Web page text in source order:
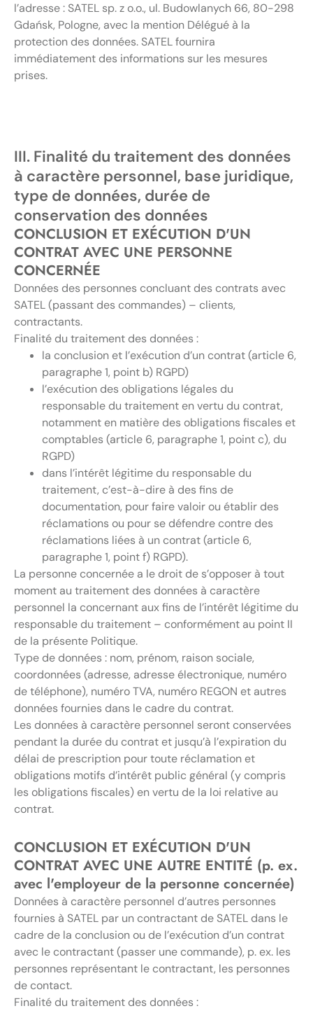
l’adresse : SATEL sp. z o.o., ul. Budowlanych 66, 80-298
Gdańsk, Pologne, avec la mention Délégué à la
protection des données. SATEL fournira
immédiatement des informations sur les mesures
prises.
III. Finalité du traitement des données
à caractère personnel, base juridique,
type de données, durée de
conservation des données
CONCLUSION ET EXÉCUTION D'UN
CONTRAT AVEC UNE PERSONNE
CONCERNÉE
Données des personnes concluant des contrats avec
SATEL (passant des commandes) – clients,
contractants.
Finalité du traitement des données :
la conclusion et l’exécution d’un contrat (article 6,
paragraphe 1, point b) RGPD)
l’exécution des obligations légales du
responsable du traitement en vertu du contrat,
notamment en matière des obligations fiscales et
comptables (article 6, paragraphe 1, point c), du
RGPD)
dans l’intérêt légitime du responsable du
traitement, c’est-à-dire à des fins de
documentation, pour faire valoir ou établir des
réclamations ou pour se défendre contre des
réclamations liées à un contrat (article 6,
paragraphe 1, point f) RGPD).
La personne concernée a le droit de s’opposer à tout
moment au traitement des données à caractère
personnel la concernant aux fins de l’intérêt légitime du
responsable du traitement – conformément au point II
de la présente Politique.
Type de données : nom, prénom, raison sociale,
coordonnées (adresse, adresse électronique, numéro
de téléphone), numéro TVA, numéro REGON et autres
données fournies dans le cadre du contrat.
Les données à caractère personnel seront conservées
pendant la durée du contrat et jusqu’à l’expiration du
délai de prescription pour toute réclamation et
obligations motifs d’intérêt public général (y compris
les obligations fiscales) en vertu de la loi relative au
contrat.
CONCLUSION ET EXÉCUTION D'UN
CONTRAT AVEC UNE AUTRE ENTITÉ (p. ex.
avec l'employeur de la personne concernée)
Données à caractère personnel d’autres personnes
fournies à SATEL par un contractant de SATEL dans le
cadre de la conclusion ou de l’exécution d’un contrat
avec le contractant (passer une commande), p. ex. les
personnes représentant le contractant, les personnes
de contact.
Finalité du traitement des données :